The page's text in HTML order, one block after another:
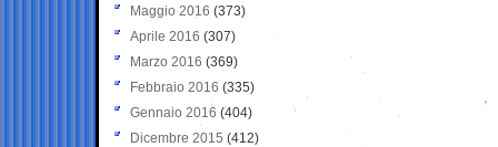
Maggio 2016 (373)
Aprile 2016 (307)
Marzo 2016 (369)
Febbraio 2016 (335)
Gennaio 2016 (404)
Dicembre 2015 (412)